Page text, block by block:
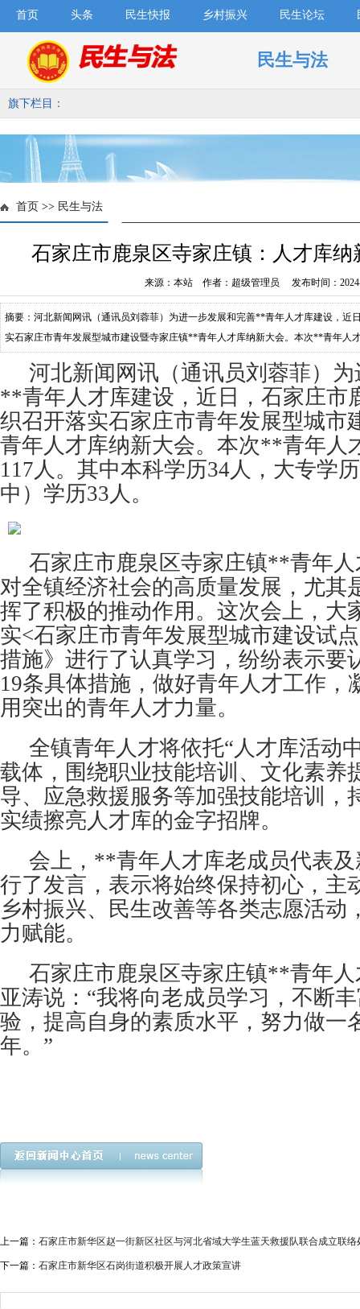
首页 头条 民生快报 乡村振兴 民生论坛
民生与法
旗下栏目：
首页 >> 民生与法
石家庄市鹿泉区寺家庄镇：人才库纳
来源：本站 作者：超级管理员 发布时间：
摘要：河北新闻网讯（通讯员刘蓉菲）为进一步发展和完善**青年人才库建设，近
实石家庄市青年发展型城市建设暨寺家庄镇**青年人才库纳新大会。本次**青年人
河北新闻网讯（通讯员刘蓉菲）
**青年人才库建设，近日，石家庄市
织召开落实石家庄市青年发展型城市
青年人才库纳新大会。 本次**青年人
117人。其中本科学历34人，大专学
中）学历33人。
石家庄市鹿泉区寺家庄镇**青年
对全镇经济社会的高质量发展，尤其
挥了积极的推动作用。这次会上，大
实<石家庄市青年发展型城市建设试
措施》进行了认真学习，纷纷表示要
19条具体措施，做好青年人才工作，
用突出的青年人才力量。
全镇青年人才将依托“人才库活动
载体，围绕职业技能培训、文化素养
导、应急救援服务等加强技能培训，
实绩擦亮人才库的金字招牌。
会上，**青年人才库老成员代表
行了发言，表示将始终保持初心，主
乡村振兴、民生改善等各类志愿活动
力赋能。
石家庄市鹿泉区寺家庄镇**青年
亚涛说：“我将向老成员学习，不断
验，提高自身的素质水平，努力做一
年。”
上一篇： 石家庄市新华区赵一街新区社区与河北省域大学生蓝天救援队联合成立联络
下一篇： 石家庄市新华区石岗街道积极开展人才政策宣讲